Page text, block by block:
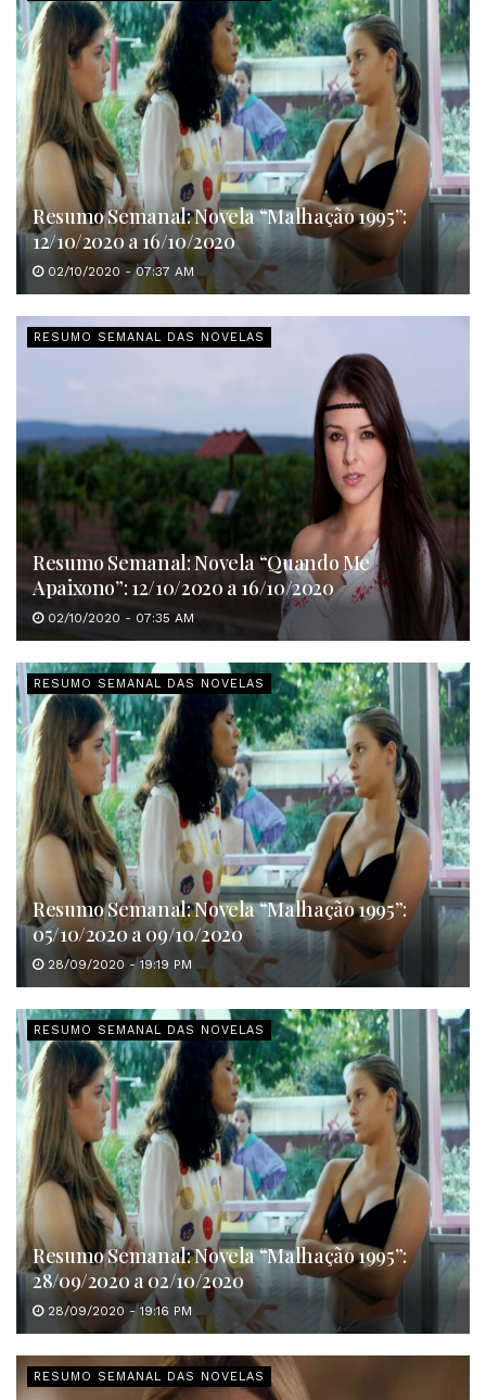
Resumo Semanal: Novela “Malhação 1995”:
12/10/2020 a 16/10/2020
02/10/2020 - 07:37 AM
RESUMO SEMANAL DAS NOVELAS
Resumo Semanal: Novela “Quando Me
Apaixono”: 12/10/2020 a 16/10/2020
02/10/2020 - 07:35 AM
RESUMO SEMANAL DAS NOVELAS
Resumo Semanal: Novela “Malhação 1995”:
05/10/2020 a 09/10/2020
28/09/2020 - 19:19 PM
RESUMO SEMANAL DAS NOVELAS
Resumo Semanal: Novela “Malhação 1995”:
28/09/2020 a 02/10/2020
28/09/2020 - 19:16 PM
RESUMO SEMANAL DAS NOVELAS